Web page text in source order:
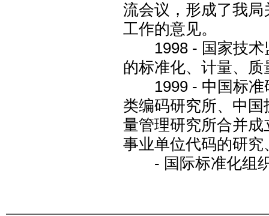
流会议，形成了我
工作的意见。
1998 - 国家技术
的标准化、计量、
1999 - 中国标准
类编码研究所、中
量管理研究所合并
事业单位代码的研
- 国际标准化组织